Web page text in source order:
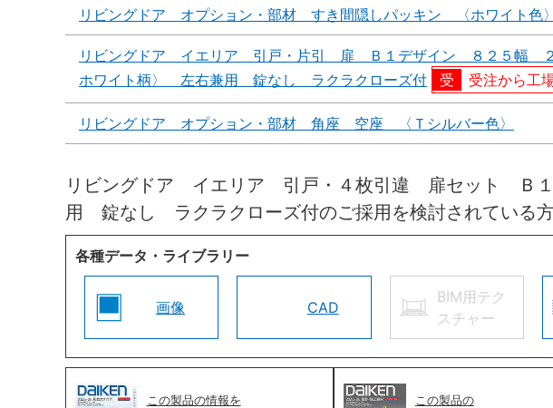
リビングドア オプション・部材 すき間隠しパッキン 〈ホワイト色〉
リビングドア イエリア 引戸・片引 扉 Ｂ１デザイン ８２５幅
ホワイト柄〉 左右兼用 錠なし ラクラクローズ付
受注から工
リビングドア オプション・部材 角座 空座 〈Ｔシルバー色〉
リビングドア イエリア 引戸・４枚引違 扉セット Ｂ
用 錠なし ラクラクローズ付のご採用を検討されている
各種データ・ライブラリー
画像 CAD
BIM用テク
スチャー
この製品の情報を この製品の